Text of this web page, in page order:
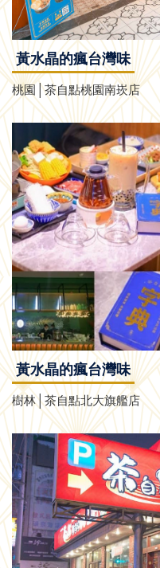
黃水晶的瘋台灣味
桃園│茶自點桃園南崁店
黃水晶的瘋台灣味
樹林│茶自點北大旗艦店